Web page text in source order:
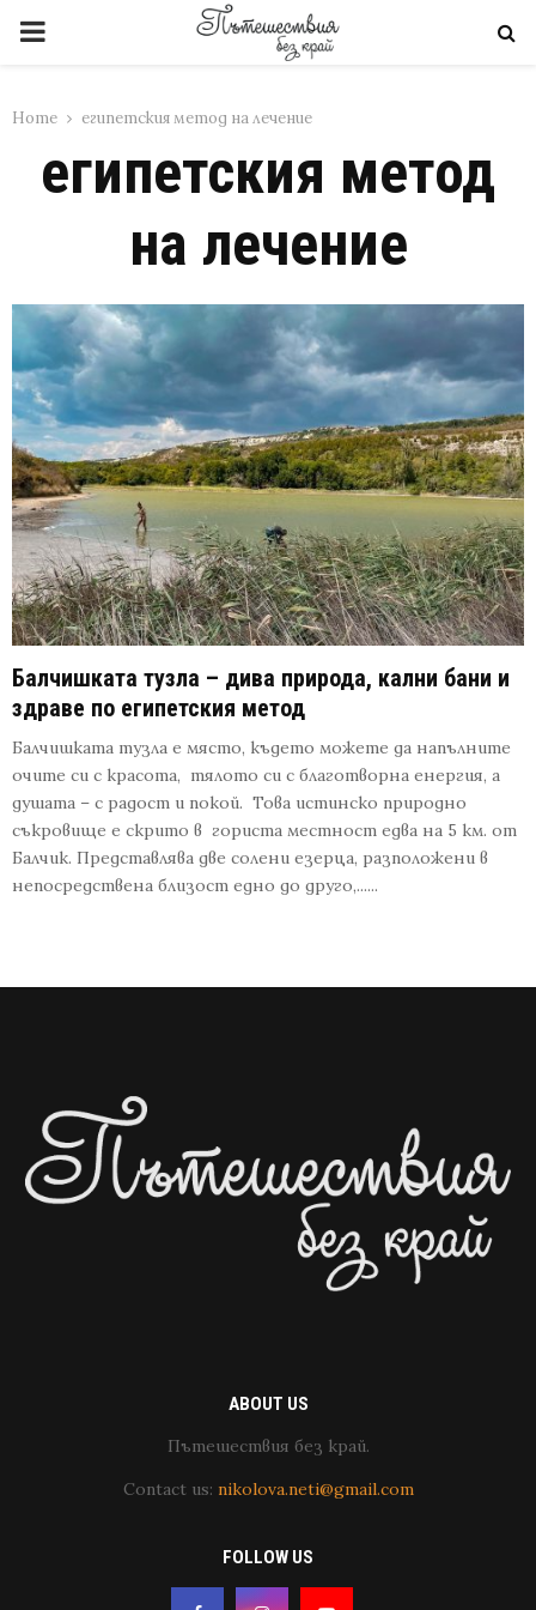
PRIMARY
Home египетския метод на лечение
египетския метод
на лечение
Балчишката тузла – дива природа, кални бани и
здраве по египетския метод
Балчишката тузла е място, където можете да напълните
очите си с красота, тялото си с благотворна енергия, а
душата – с радост и покой. Това истинско природно
съкровище е скрито в гориста местност едва на 5 км. от
Балчик. Представлява две солени езерца, разположени в
непосредствена близост едно до друго,......
ABOUT US
Пътешествия без край.
Contact us: nikolova.neti@gmail.com
FOLLOW US